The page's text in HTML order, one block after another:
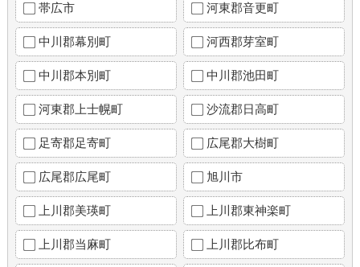
帯広市 河東郡音更町
中川郡幕別町 河西郡芽室町
中川郡本別町 中川郡池田町
河東郡上士幌町 沙流郡日高町
足寄郡足寄町 広尾郡大樹町
広尾郡広尾町 旭川市
上川郡美瑛町 上川郡東神楽町
上川郡当麻町 上川郡比布町